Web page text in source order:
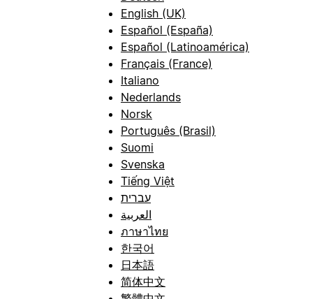
English (UK)
Español (España)
Español (Latinoamérica)
Français (France)
Italiano
Nederlands
Norsk
Português (Brasil)
Suomi
Svenska
Tiếng Việt
עברית
العربية
ภาษาไทย
한국어
日本語
简体中文